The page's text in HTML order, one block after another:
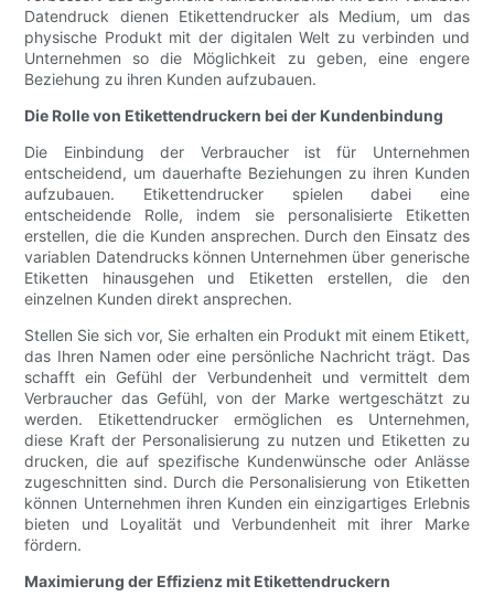
Datendruck dienen Etikettendrucker als Medium, um das
physische Produkt mit der digitalen Welt zu verbinden und
Unternehmen so die Möglichkeit zu geben, eine engere
Beziehung zu ihren Kunden aufzubauen.
Die Rolle von Etikettendruckern bei der Kundenbindung
Die Einbindung der Verbraucher ist für Unternehmen
entscheidend, um dauerhafte Beziehungen zu ihren Kunden
aufzubauen. Etikettendrucker spielen dabei eine
entscheidende Rolle, indem sie personalisierte Etiketten
erstellen, die die Kunden ansprechen. Durch den Einsatz des
variablen Datendrucks können Unternehmen über generische
Etiketten hinausgehen und Etiketten erstellen, die den
einzelnen Kunden direkt ansprechen.
Stellen Sie sich vor, Sie erhalten ein Produkt mit einem Etikett,
das Ihren Namen oder eine persönliche Nachricht trägt. Das
schafft ein Gefühl der Verbundenheit und vermittelt dem
Verbraucher das Gefühl, von der Marke wertgeschätzt zu
werden. Etikettendrucker ermöglichen es Unternehmen,
diese Kraft der Personalisierung zu nutzen und Etiketten zu
drucken, die auf spezifische Kundenwünsche oder Anlässe
zugeschnitten sind. Durch die Personalisierung von Etiketten
können Unternehmen ihren Kunden ein einzigartiges Erlebnis
bieten und Loyalität und Verbundenheit mit ihrer Marke
fördern.
Maximierung der Effizienz mit Etikettendruckern